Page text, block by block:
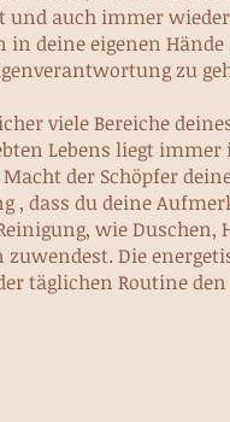
und auch immer
in deine eigenen
zu
viele Bereiche
Lebens liegt
der Schöpfer
, dass du deine
wie Duschen,
zuwendest. Die
täglichen Routine